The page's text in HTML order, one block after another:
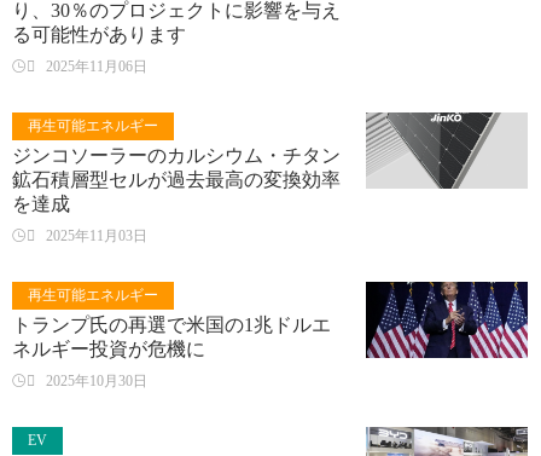
り、30％のプロジェクトに影響を与え
る可能性があります
 2025年11月06日
再生可能エネルギー
ジンコソーラーのカルシウム・チタン
鉱石積層型セルが過去最高の変換効率
を達成
 2025年11月03日
再生可能エネルギー
トランプ氏の再選で米国の1兆ドルエ
ネルギー投資が危機に
 2025年10月30日
EV